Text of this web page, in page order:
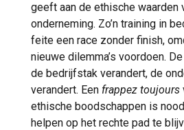
geeft aan de ethische waarden
onderneming. Zo’n training in
feite een race zonder finish,
nieuwe dilemma’s voordoen.
de bedrijfstak verandert, de
verandert. Een frappez toujours
ethische boodschappen is
helpen op het rechte pad te